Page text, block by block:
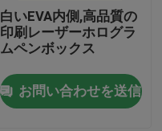
白いEVA内側,高品質の
印刷レーザーホログラ
ムペンボックス
お問い合わせを送信